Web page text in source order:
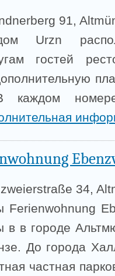
91,
Urzn
гостей
каждом
34,
Ferienwohnung
в в городе
До города
частная